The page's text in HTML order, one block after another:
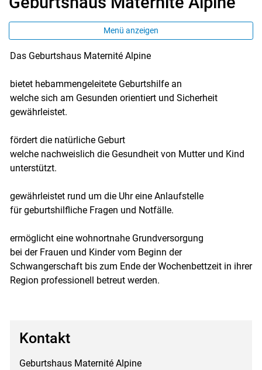
Menü anzeigen
Das Geburtshaus Maternité Alpine
bietet hebammengeleitete Geburtshilfe an
welche sich am Gesunden orientiert und Sicherheit
gewährleistet.
fördert die natürliche Geburt
welche nachweislich die Gesundheit von Mutter und Kind
unterstützt.
gewährleistet rund um die Uhr eine Anlaufstelle
für geburtshilfliche Fragen und Notfälle.
ermöglicht eine wohnortnahe Grundversorgung
bei der Frauen und Kinder vom Beginn der
Schwangerschaft bis zum Ende der Wochenbettzeit in ihrer
Region professionell betreut werden.
Kontakt
Geburtshaus Maternité Alpine